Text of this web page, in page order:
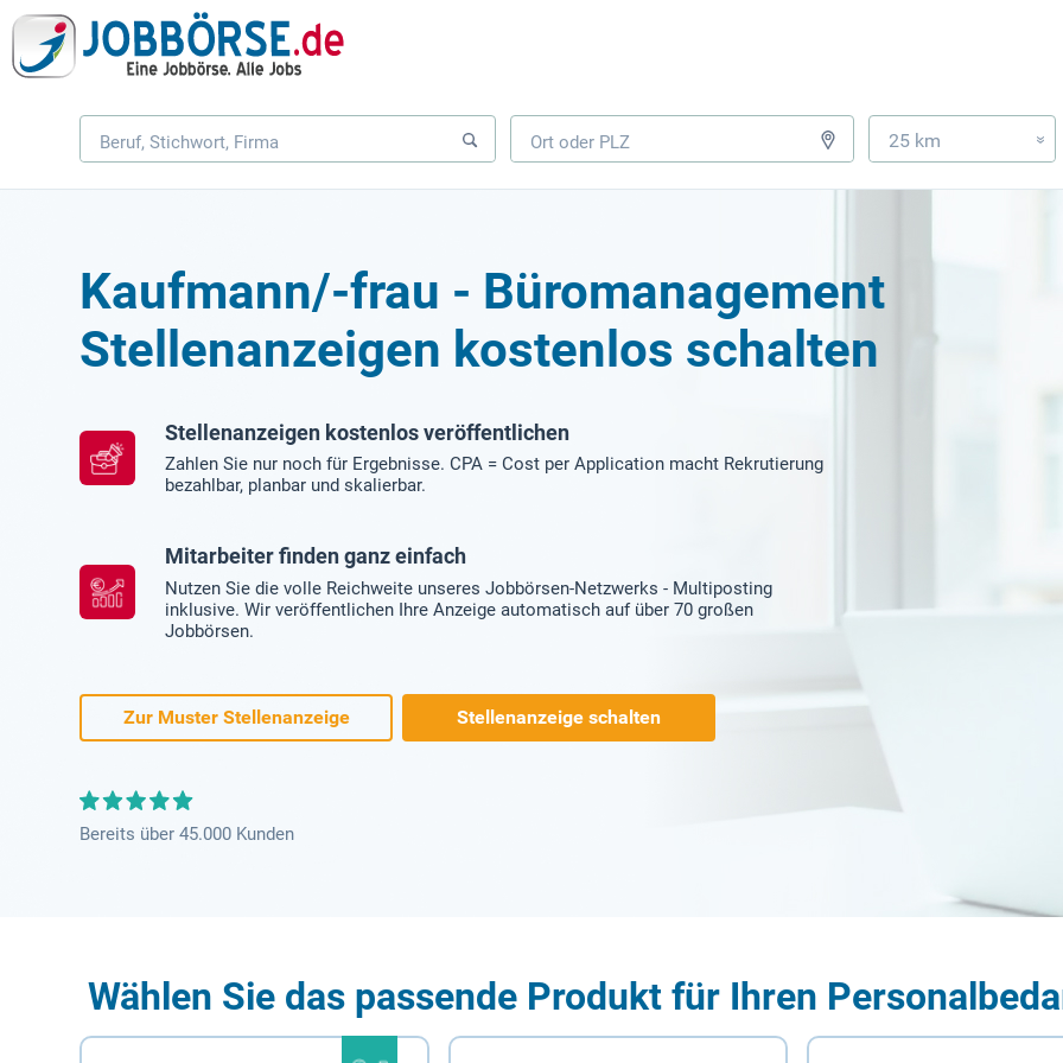
25 km »
Kaufmann/-frau - Büromanagement
Stellenanzeigen kostenlos schalten
Stellenanzeigen kostenlos veröffentlichen
Zahlen Sie nur noch für Ergebnisse. CPA = Cost per Application macht Rekrutierung
bezahlbar, planbar und skalierbar.
Mitarbeiter finden ganz einfach
Nutzen Sie die volle Reichweite unseres Jobbörsen-Netzwerks - Multiposting
inklusive. Wir veröffentlichen Ihre Anzeige automatisch auf über 70 großen
Jobbörsen.
Zur Muster Stellenanzeige Stellenanzeige schalten
Bereits über 45.000 Kunden
Wählen Sie das passende Produkt für Ihren